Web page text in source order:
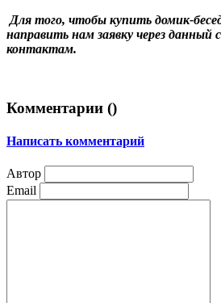
Для того, чтобы купить домик-
направить нам заявку через
контактам.
Комментарии ()
Написать комментарий
Автор
Email